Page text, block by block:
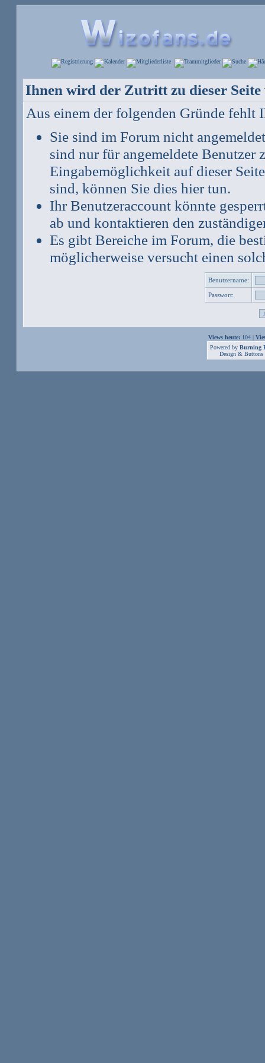
Ihnen wird der Zutritt zu dieser
Aus einem der folgenden Gründe fehlt
Sie sind im Forum nicht
sind nur für angemeldete Benutzer
Eingabemöglichkeit auf dieser
sind, können Sie dies hier tun.
Ihr Benutzeraccount könnte
ab und kontaktieren den
Es gibt Bereiche im Forum, die
möglicherweise versucht einen
Benutzername:
Passwort:
Views heute: 104 |
Powered by Burning
Design & Buttons